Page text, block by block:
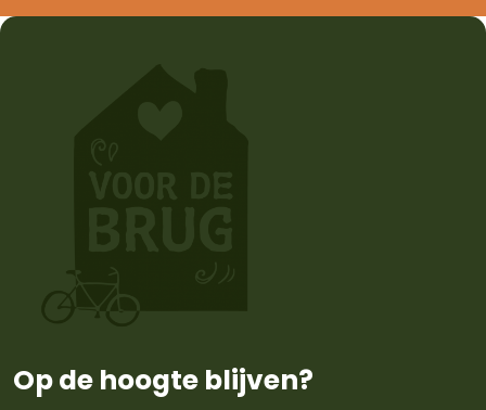
Op de hoogte blijven?